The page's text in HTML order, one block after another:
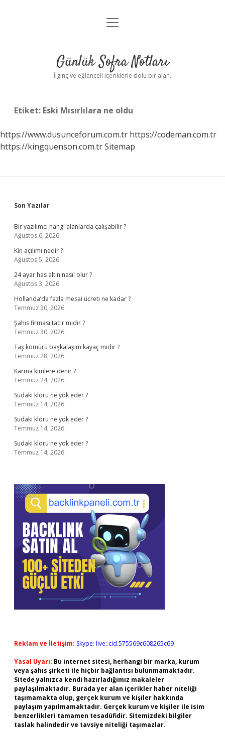
Anasayfa
Yasal Uyarı
menüyü
Günlük Sofra Notları
İlginç ve eğlenceli içeriklerle dolu bir alan.
Etiket: Eski Mısırlılara ne oldu
https://www.dusunceforum.com.tr https://codeman.com.tr
https://kingquenson.com.trSitemap
Sidebar
Son Yazılar
Bir yazılımcı hangi alanlarda çalışabilir ?
Ağustos 6, 2026
Kin açılımı nedir ?
Ağustos 5, 2026
24 ayar has altın nasıl olur ?
Ağustos 3, 2026
Hollanda’da fazla mesai ücreti ne kadar ?
Temmuz 30, 2026
Şahıs firması tacir midir ?
Temmuz 30, 2026
Taş kömürü başkalaşım kayaç mıdır ?
Temmuz 28, 2026
Karma kimlere denir ?
Temmuz 24, 2026
Sudaki kloru ne yok eder ?
Temmuz 14, 2026
Sudaki kloru ne yok eder ?
Temmuz 14, 2026
Sudaki kloru ne yok eder ?
Temmuz 14, 2026
Reklam ve İletişim: Skype: live:.cid.575569c608265c69
Yasal Uyarı: Bu internet sitesi, herhangi bir marka, kurum
veya şahıs şirketi ile hiçbir bağlantısı bulunmamaktadır.
Sitede yalnızca kendi hazırladığımız makaleler
paylaşılmaktadır. Burada yer alan içerikler haber niteliği
taşımamakta olup, gerçek kurum ve kişiler hakkında
paylaşım yapılmamaktadır. Gerçek kurum ve kişiler ile isim
benzerlikleri tamamen tesadüfidir. Sitemizdeki bilgiler
taslak halindedir ve tavsiye niteliği taşımazlar.